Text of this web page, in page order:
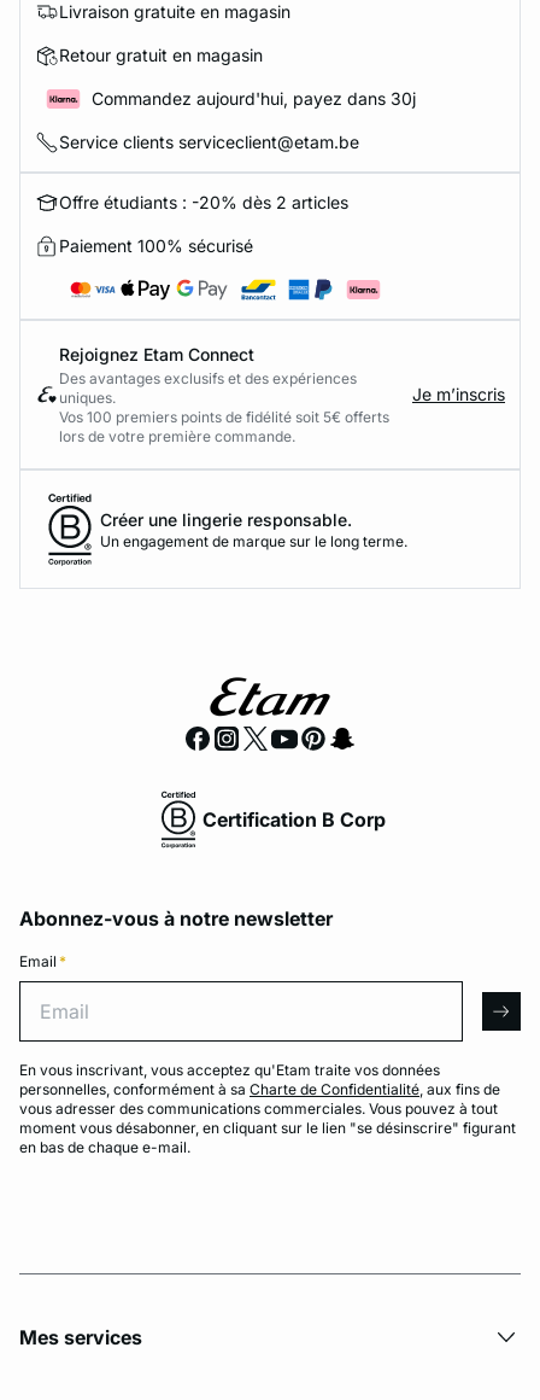
Livraison gratuite en magasin
Retour gratuit en magasin
Commandez aujourd'hui, payez dans 30j
Service clients serviceclient@etam.be
Offre étudiants : -20% dès 2 articles
Paiement 100% sécurisé
Rejoignez Etam Connect
Des avantages exclusifs et des expériences
uniques.
Vos 100 premiers points de fidélité soit 5€ offerts
lors de votre première commande.​
Je m’inscris
Créer une lingerie responsable.
Un engagement de marque sur le long terme.
Certification B Corp
Abonnez-vous à notre newsletter
Email *
En vous inscrivant, vous acceptez qu'Etam traite vos données
personnelles, conformément à sa Charte de Confidentialité, aux fins de
vous adresser des communications commerciales. Vous pouvez à tout
moment vous désabonner, en cliquant sur le lien "se désinscrire" figurant
en bas de chaque e-mail.
Mes services